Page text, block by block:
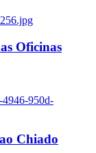
Oficinas
4946-950d-
Chiado